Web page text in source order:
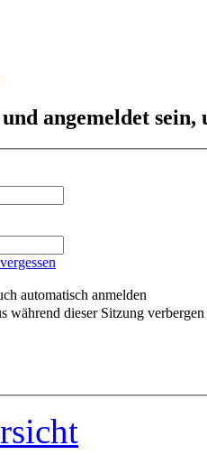
angemeldet sein,
automatisch anmelden
während dieser Sitzung verbergen